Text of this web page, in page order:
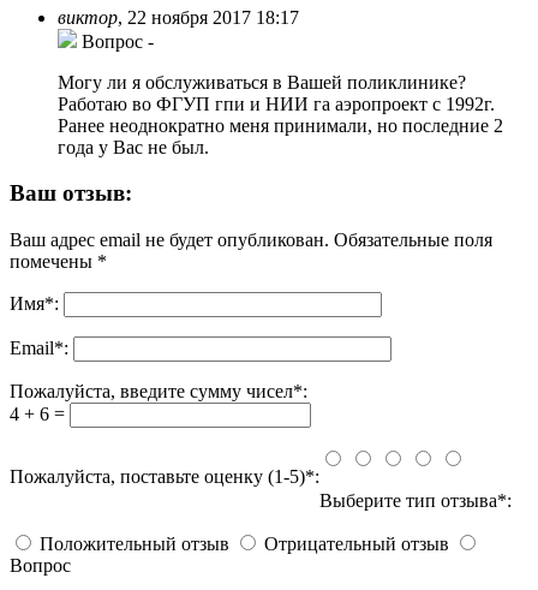
виктор, 22 ноября 2017 18:17
Вопрос -
Могу ли я обслуживаться в Вашей поликлинике?
Работаю во ФГУП гпи и НИИ га аэропроект с 1992г.
Ранее неоднократно меня принимали, но последние 2
года у Вас не был.
Ваш отзыв:
Ваш адрес email не будет опубликован. Обязательные поля
помечены *
Имя*:
Email*:
Пожалуйста, введите сумму чисел*:
4 + 6 =
Пожалуйста, поставьте оценку (1-5)*:
Выберите тип отзыва*:
Положительный отзыв
Отрицательный отзыв
Вопрос